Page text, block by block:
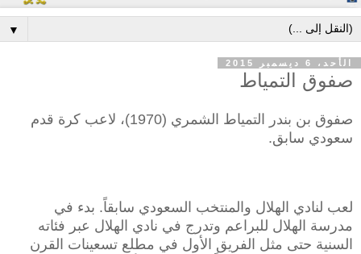
▼
الأحد، 6 ديسمبر 2015
صفوق التمياط
صفوق بن بندر التمياط الشمري (1970)، لاعب كرة قدم
سعودي سابق.
لعب لنادي الهلال والمنتخب السعودي سابقاً. بدء في
مدرسة الهلال للبراعم وتدرج في نادي الهلال عبر فئاته
السنية حتى مثل الفريق الأول في مطلع تسعينات القرن